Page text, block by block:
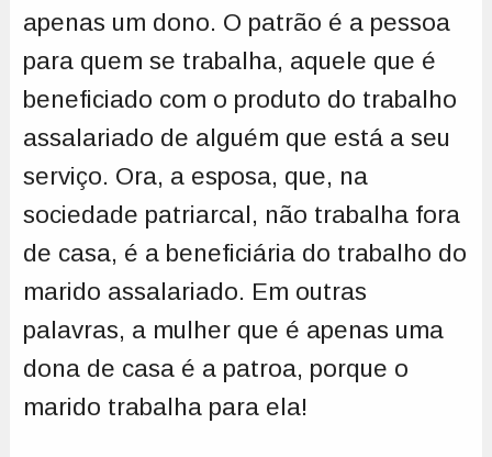
apenas um dono. O patrão é a pessoa
para quem se trabalha, aquele que é
beneficiado com o produto do trabalho
assalariado de alguém que está a seu
serviço. Ora, a esposa, que, na
sociedade patriarcal, não trabalha fora
de casa, é a beneficiária do trabalho do
marido assalariado. Em outras
palavras, a mulher que é apenas uma
dona de casa é a patroa, porque o
marido trabalha para ela!